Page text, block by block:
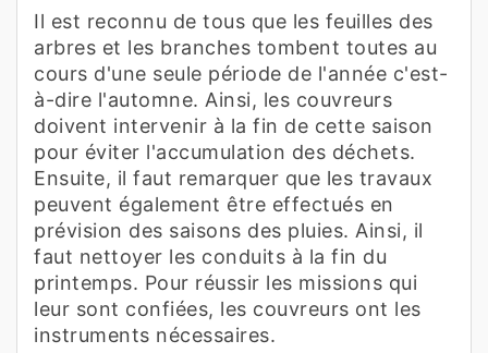
Il est reconnu de tous que les feuilles des
arbres et les branches tombent toutes au
cours d'une seule période de l'année c'est-
à-dire l'automne. Ainsi, les couvreurs
doivent intervenir à la fin de cette saison
pour éviter l'accumulation des déchets.
Ensuite, il faut remarquer que les travaux
peuvent également être effectués en
prévision des saisons des pluies. Ainsi, il
faut nettoyer les conduits à la fin du
printemps. Pour réussir les missions qui
leur sont confiées, les couvreurs ont les
instruments nécessaires.